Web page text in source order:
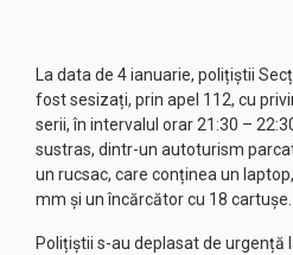
La data de 4 ianuarie, polițiștii
fost sesizați, prin apel 112, cu
serii, în intervalul orar 21:30 –
sustras, dintr-un autoturism
un rucsac, care conținea un
mm și un încărcător cu 18 cartușe.
Polițiștii s-au deplasat de urgență